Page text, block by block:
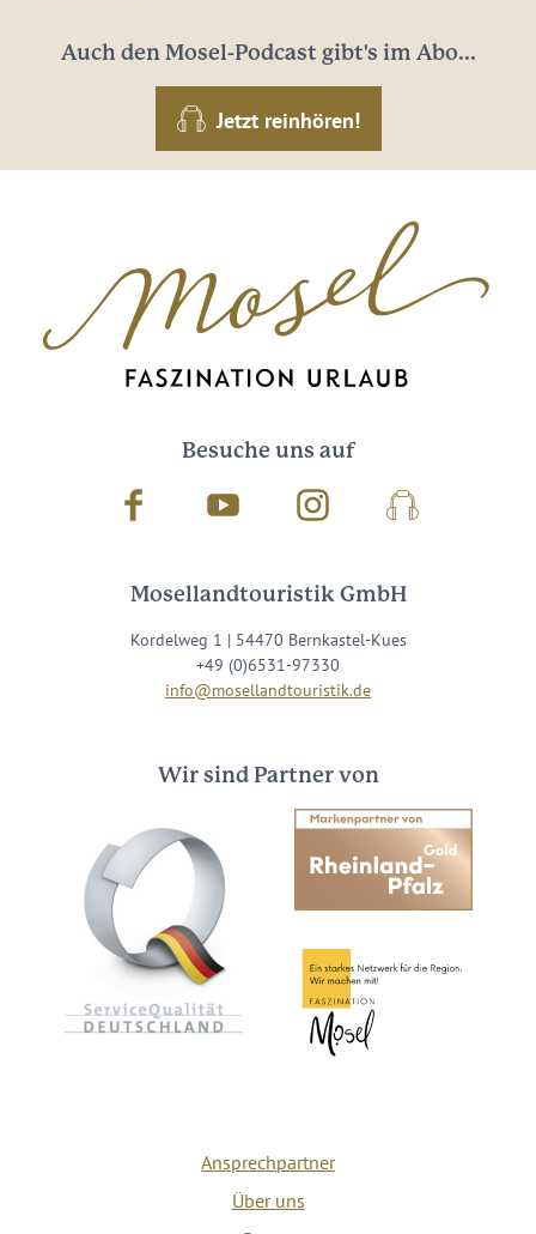
Auch den Mosel-Podcast gibt's im Abo...
Jetzt reinhören!
Besuche uns auf
Facebook Youtube InstagramPodcast
Mosellandtouristik GmbH
Kordelweg 1 | 54470 Bernkastel-Kues
+49 (0)6531-97330
info@mosellandtouristik.de
Wir sind Partner von
Ansprechpartner
Über uns